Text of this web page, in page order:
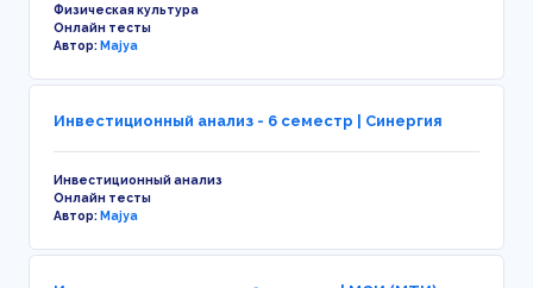
Физическая культура
Онлайн тесты
Автор:Majya
Инвестиционный анализ - 6 семестр | Синергия
Инвестиционный анализ
Онлайн тесты
Автор:Majya